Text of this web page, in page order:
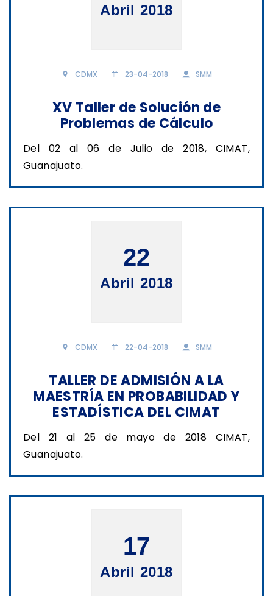
Abril 2018
CDMX 23-04-2018 SMM
XV Taller de Solución de
Problemas de Cálculo
Del 02 al 06 de Julio de 2018, CIMAT,
Guanajuato.
22
Abril 2018
CDMX 22-04-2018 SMM
TALLER DE ADMISIÓN A LA
MAESTRÍA EN PROBABILIDAD Y
ESTADÍSTICA DEL CIMAT
Del 21 al 25 de mayo de 2018 CIMAT,
Guanajuato.
17
Abril 2018